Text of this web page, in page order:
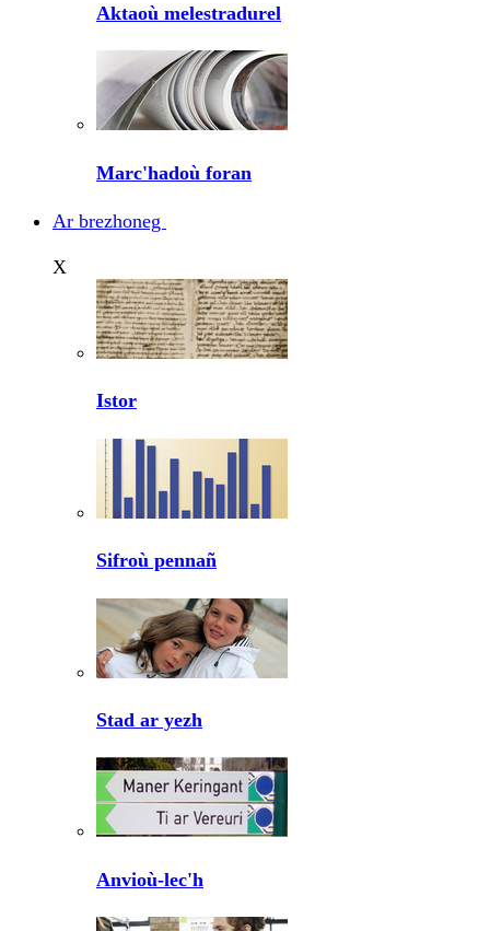
Aktaoù melestradurel
Marc'hadoù foran
Ar brezhoneg
X
Istor
Sifroù pennañ
Stad ar yezh
Anvioù-lec'h